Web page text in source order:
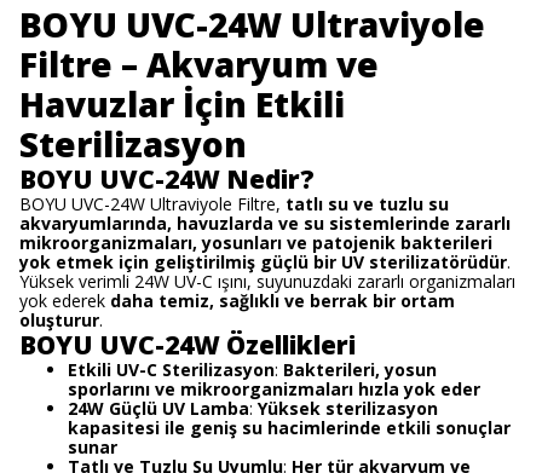
BOYU UVC-24W Ultraviyole
Filtre – Akvaryum ve
Havuzlar İçin Etkili
Sterilizasyon
BOYU UVC-24W Nedir?
BOYU UVC-24W Ultraviyole Filtre, tatlı su ve tuzlu su
akvaryumlarında, havuzlarda ve su sistemlerinde zararlı
mikroorganizmaları, yosunları ve patojenik bakterileri
yok etmek için geliştirilmiş güçlü bir UV sterilizatörüdür.
Yüksek verimli 24W UV-C ışını, suyunuzdaki zararlı organizmaları
yok ederek daha temiz, sağlıklı ve berrak bir ortam
oluşturur.
BOYU UVC-24W Özellikleri
Etkili UV-C Sterilizasyon: Bakterileri, yosun
sporlarını ve mikroorganizmaları hızla yok eder
24W Güçlü UV Lamba: Yüksek sterilizasyon
kapasitesi ile geniş su hacimlerinde etkili sonuçlar
sunar
Tatlı ve Tuzlu Su Uyumlu: Her tür akvaryum ve